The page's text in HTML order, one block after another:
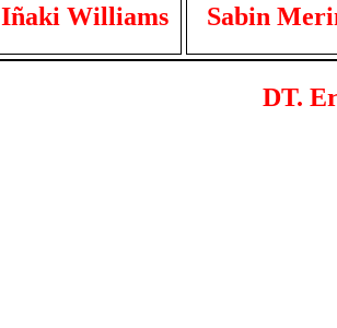
Iñaki Williams Sabin
DT.